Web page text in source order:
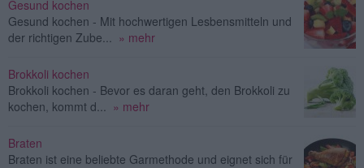
Gesund kochen
Gesund kochen - Mit hochwertigen Lesbensmitteln und
der richtigen Zube...
» mehr
Brokkoli kochen
Brokkoli kochen - Bevor es daran geht, den Brokkoli zu
kochen, kommt d...
» mehr
Braten
Braten ist eine beliebte Garmethode und eignet sich für